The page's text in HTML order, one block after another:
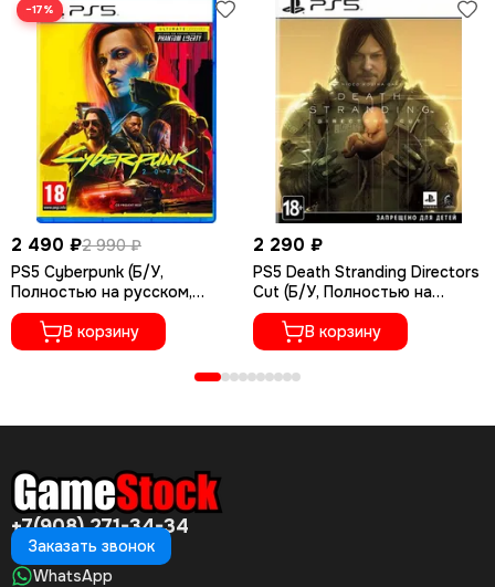
−17%
2 490 ₽2 990 ₽
PS5 Cyberpunk (Б/У,
Полностью на русском,
PPSA-04027)
В корзину
2 290 ₽
PS5 Death Stranding Directors
Cut (Б/У, Полностью на
русском языке, PPSA-01968)
В корзину
+7(908) 271-34-34
Заказать звонок
WhatsApp